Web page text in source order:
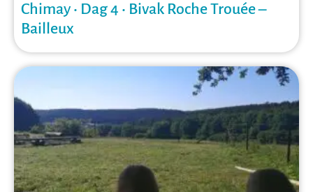
Chimay • Dag 4 • Bivak Roche Trouée –
Bailleux